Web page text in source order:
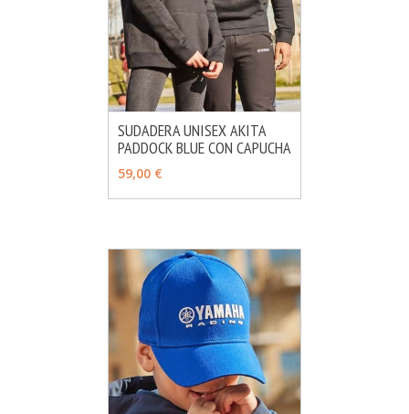
AÑADIR MÁS INFO
SUDADERA UNISEX AKITA
PADDOCK BLUE CON CAPUCHA
59,00 €